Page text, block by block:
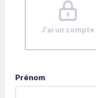
J'ai un compte
Prénom